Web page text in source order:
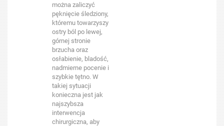
można zaliczyć
pęknięcie śledziony,
któremu towarzyszy
ostry ból po lewej,
górnej stronie
brzucha oraz
osłabienie, bladość,
nadmierne pocenie i
szybkie tętno. W
takiej sytuacji
konieczna jest jak
najszybsza
interwencja
chirurgiczna, aby